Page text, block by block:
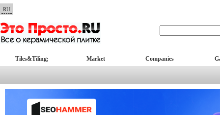
RU
Tiles&Tiling; Market Companies